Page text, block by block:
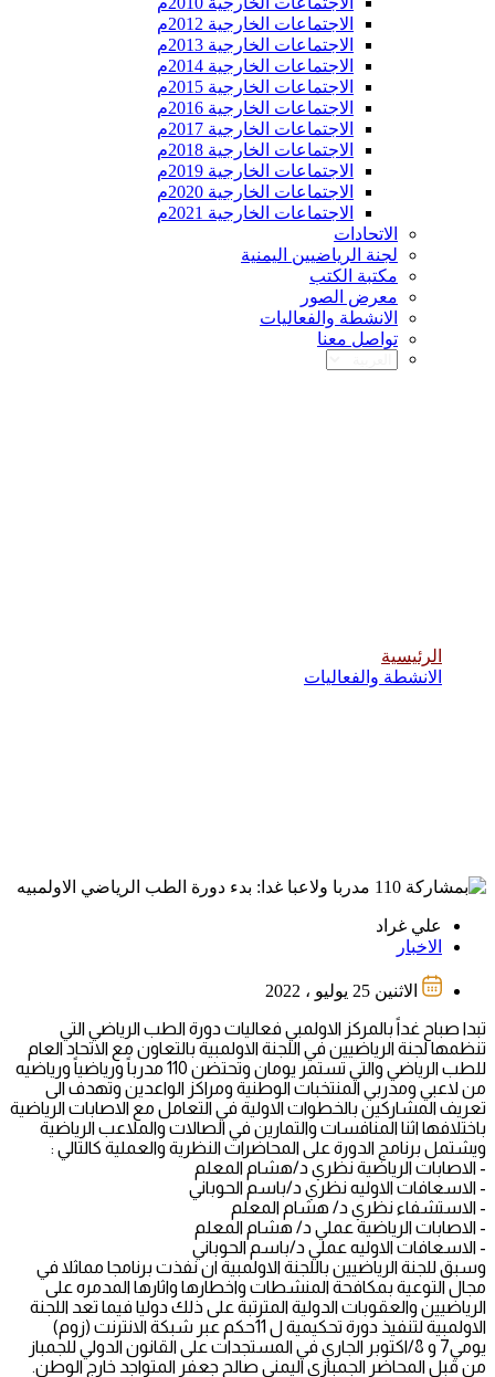
الاجتماعات الخارجية 2012م
الاجتماعات الخارجية 2013م
الاجتماعات الخارجية 2014م
الاجتماعات الخارجية 2015م
الاجتماعات الخارجية 2016م
الاجتماعات الخارجية 2017م
الاجتماعات الخارجية 2018م
الاجتماعات الخارجية 2019م
الاجتماعات الخارجية 2020م
الاجتماعات الخارجية 2021م
الاتحادات
لجنة الرياضيين اليمنية
مكتبة الكتب
معرض الصور
الانشطة والفعاليات
تواصل معنا
الرئيسية
الانشطة والفعاليات
علي غراد
الاخبار
الاثنين 25 يوليو ، 2022
تبدا صباح غداً بالمركز الاولمبي فعاليات دورة الطب الرياضي التي
تنظمها لجنة الرياضيين في اللجنة الاولمبية بالتعاون مع الاتحاد العام
للطب الرياضي والتي تستمر يومان وتحتضن 110 مدرباً ورياضياً ورياضيه
من لاعبي ومدربي المنتخبات الوطنية ومراكز الواعدين وتهدف الى
تعريف المشاركين بالخطوات الاولية في التعامل مع الاصابات الرياضية
باختلافها اثنا المنافسات والتمارين في الصالات والملاعب الرياضية
ويشتمل برنامج الدورة على المحاضرات النظرية والعملية كالتالي :
- الاصابات الرياضية نظري د/هشام المعلم
- الاسعافات الاوليه نظري د/باسم الحوباني
- الاستشفاء نظري د/ هشام المعلم
- الاصابات الرياضية عملي د/ هشام المعلم
- الاسعافات الاوليه عملي د/باسم الحوباني
وسبق للجنة الرياضيين باللجنة الاولمبية ان نفذت برنامجا مماثلا في
مجال التوعية بمكافحة المنشطات واخطارها واثارها المدمره على
الرياضيين والعقوبات الدولية المترتبة على ذلك دوليا فيما تعد اللجنة
الاولمبية لتنفيذ دورة تحكيمية ل 11حكم عبر شبكة الانترنت (زوم)
يومي7 و 8/اكتوبر الجاري في المستجدات على القانون الدولي للجمباز
من قبل المحاضر الجمبازي اليمني صالح جعفر المتواجد خارج الوطن.